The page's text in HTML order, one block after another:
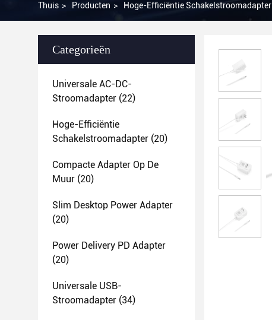
Thuis > Producten > Hoge-Efficiëntie Schakelstroomadapter
Categorieën
Universale AC-DC-
Stroomadapter (22)
Hoge-Efficiëntie
Schakelstroomadapter (20)
Compacte Adapter Op De
Muur (20)
Slim Desktop Power Adapter
(20)
Power Delivery PD Adapter
(20)
Universale USB-
Stroomadapter (34)